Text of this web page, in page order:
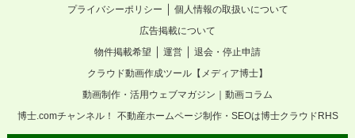
プライバシーポリシー ｜ 個人情報の取扱いについて
広告掲載について
物件掲載希望 ｜ 運営 ｜ 退会・停止申請
クラウド動画作成ツール【メディア博士】
動画制作・活用ウェブマガジン｜動画コラム
博士.comチャンネル！
不動産ホームページ制作・SEOは博士クラウドRHS